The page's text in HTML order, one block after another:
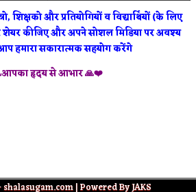
शिक्षको और प्रतियोगियों व विद्यार्थियों (के लिए
शेयर कीजिए और अपने सोशल मिडिया पर अवश्य
हमारा सकारात्मक सहयोग करेंगे
हृदय से आभार 🙏❤️
| Powered By JAKS